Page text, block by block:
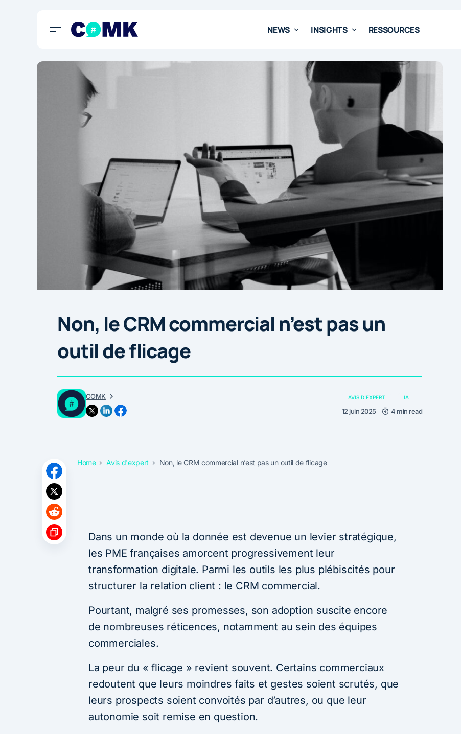
NEWS INSIGHTS RESSOURCES
Non, le CRM commercial n’est pas un
outil de flicage
COMK AVIS D'EXPERT IA
12 juin 2025 4 min read
Home Avis d'expert Non, le CRM commercial n’est pas un outil de flicage
Dans un monde où la donnée est devenue un levier stratégique,
les PME françaises amorcent progressivement leur
transformation digitale. Parmi les outils les plus plébiscités pour
structurer la relation client : le CRM commercial.
Pourtant, malgré ses promesses, son adoption suscite encore
de nombreuses réticences, notamment au sein des équipes
commerciales.
La peur du « flicage » revient souvent. Certains commerciaux
redoutent que leurs moindres faits et gestes soient scrutés, que
leurs prospects soient convoités par d’autres, ou que leur
autonomie soit remise en question.